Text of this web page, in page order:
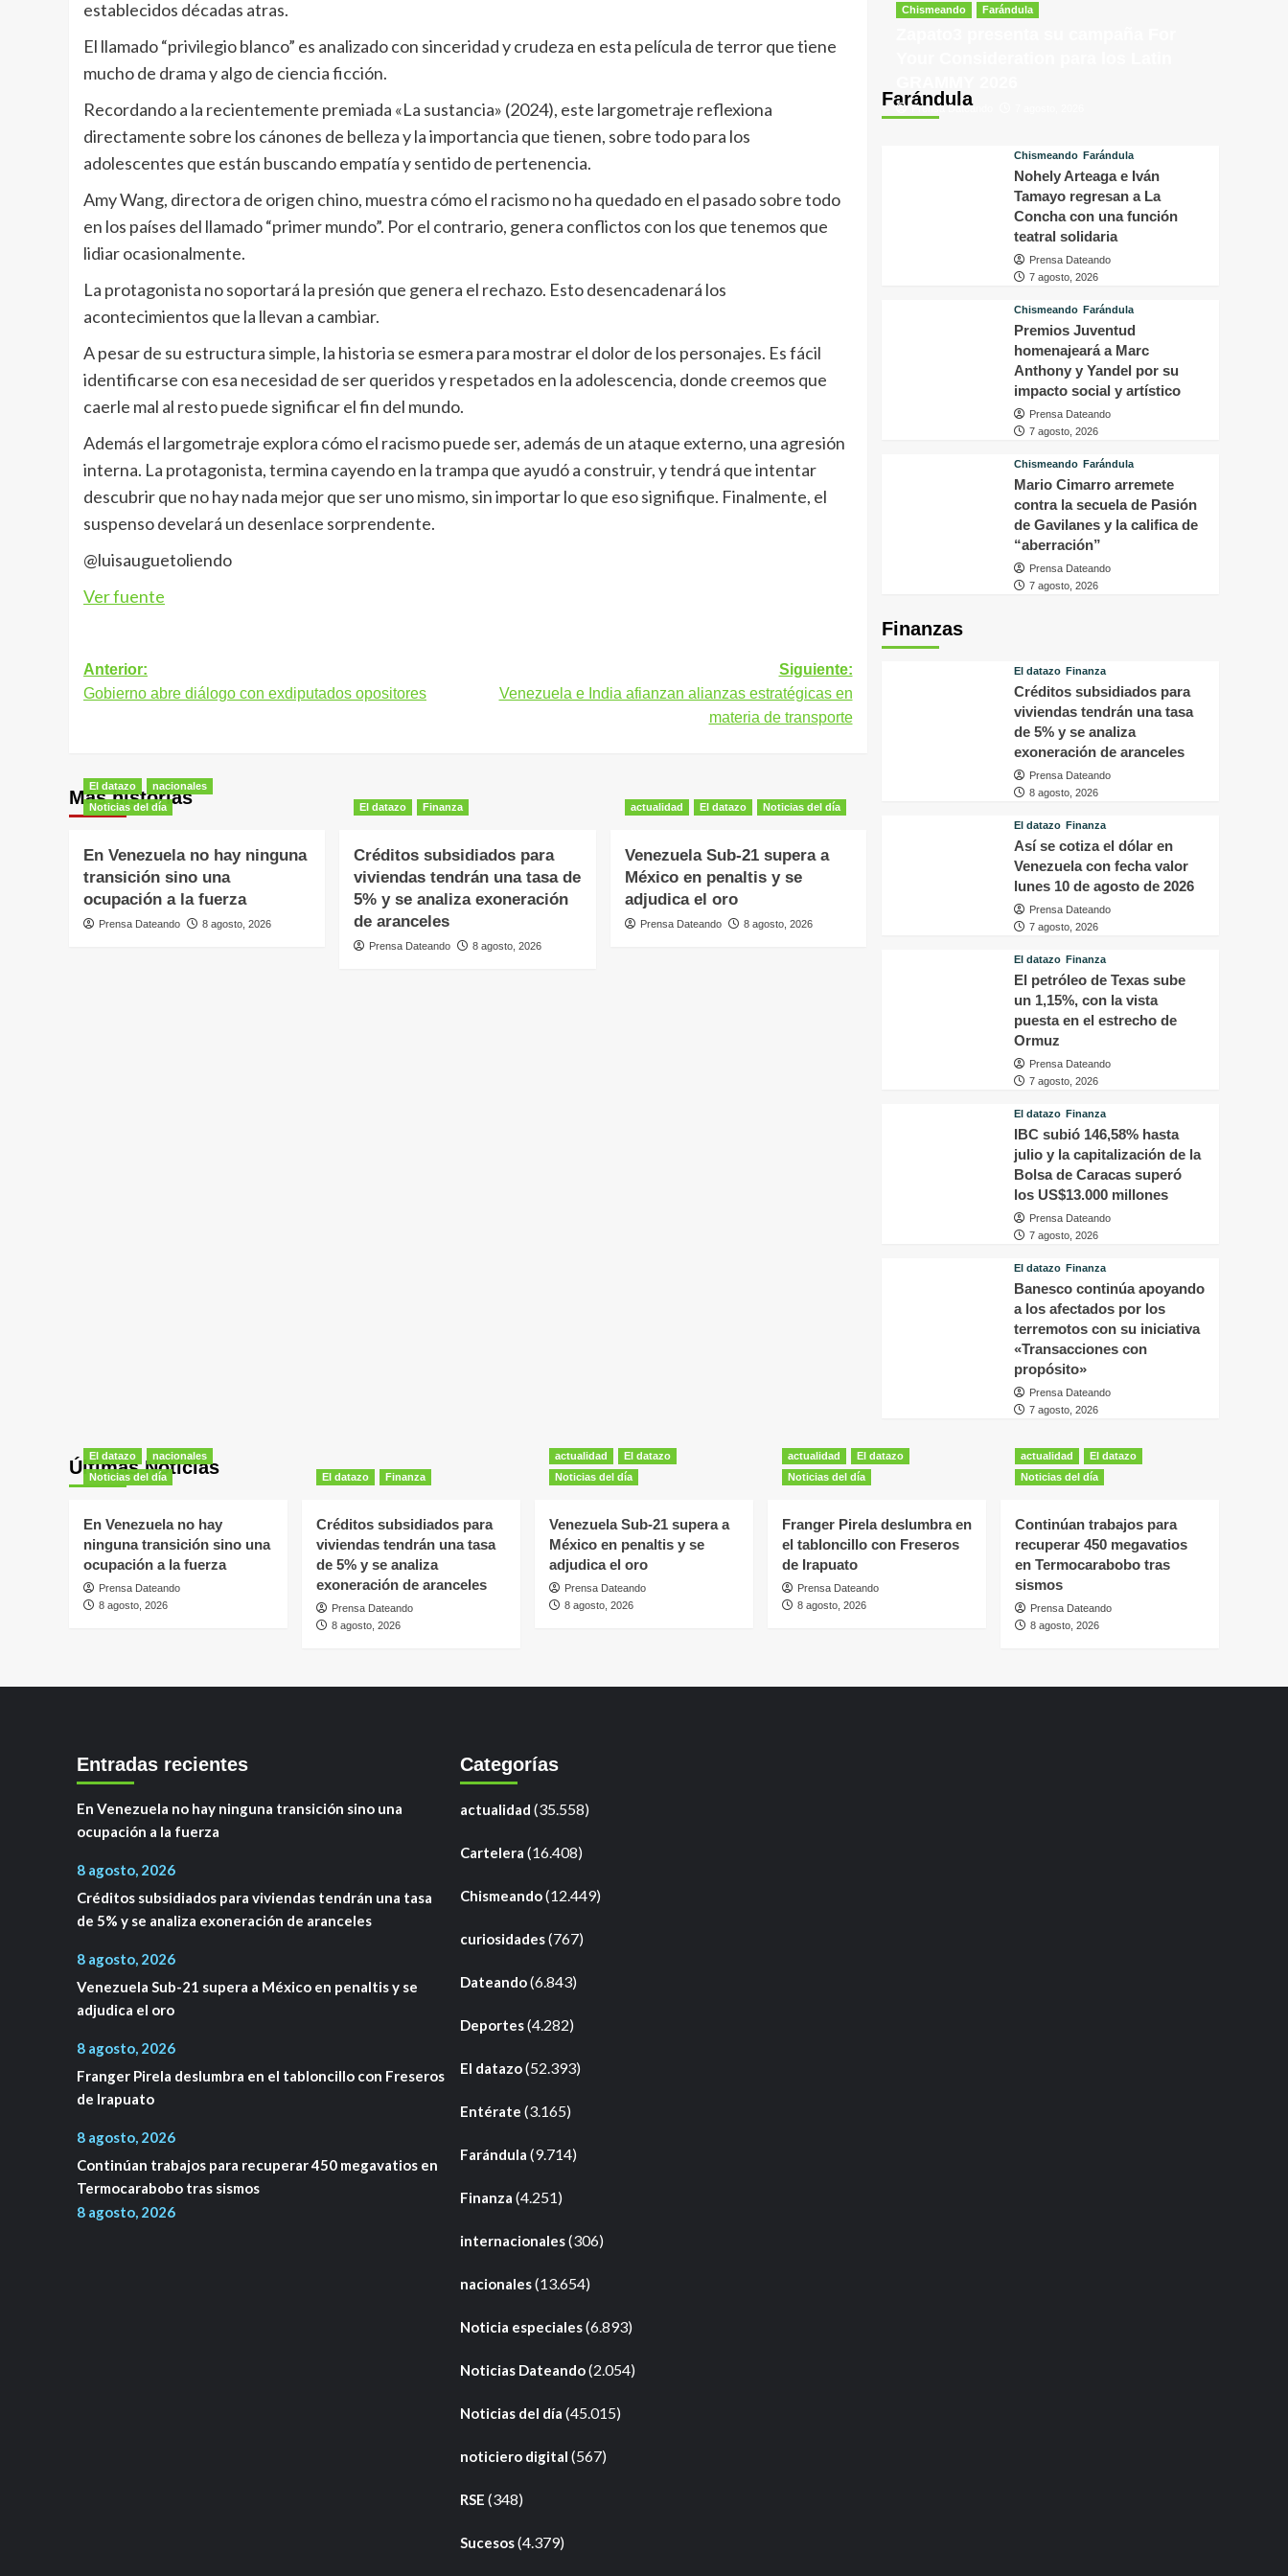
establecidos décadas atras.
El llamado “privilegio blanco” es analizado con sinceridad y crudeza en esta película de terror que tiene
mucho de drama y algo de ciencia ficción.
Recordando a la recientemente premiada «La sustancia» (2024), este largometraje reflexiona
directamente sobre los cánones de belleza y la importancia que tienen, sobre todo para los
adolescentes que están buscando empatía y sentido de pertenencia.
Amy Wang, directora de origen chino, muestra cómo el racismo no ha quedado en el pasado sobre todo
en los países del llamado “primer mundo”. Por el contrario, genera conflictos con los que tenemos que
lidiar ocasionalmente.
La protagonista no soportará la presión que genera el rechazo. Esto desencadenará los
acontecimientos que la llevan a cambiar.
A pesar de su estructura simple, la historia se esmera para mostrar el dolor de los personajes. Es fácil
identificarse con esa necesidad de ser queridos y respetados en la adolescencia, donde creemos que
caerle mal al resto puede significar el fin del mundo.
Además el largometraje explora cómo el racismo puede ser, además de un ataque externo, una agresión
interna. La protagonista, termina cayendo en la trampa que ayudó a construir, y tendrá que intentar
descubrir que no hay nada mejor que ser uno mismo, sin importar lo que eso signifique. Finalmente, el
suspenso develará un desenlace sorprendente.
@luisauguetoliendo
Ver fuente
Navegación
de
Anterior:
Gobierno abre diálogo con exdiputados opositores
Siguiente:
Venezuela e India afianzan alianzas estratégicas en
materia de transporte
Más historias
El datazo
nacionales
Noticias del día
En Venezuela no hay ninguna
transición sino una
ocupación a la fuerza
Prensa Dateando 8 agosto, 2026
El datazo Finanza
Créditos subsidiados para
viviendas tendrán una tasa de
5% y se analiza exoneración
de aranceles
Prensa Dateando 8 agosto, 2026
actualidad El datazo Noticias del día
Venezuela Sub-21 supera a
México en penaltis y se
adjudica el oro
Prensa Dateando 8 agosto, 2026
de
tras
tribunal
Farándula
Chismeando Farándula
Prensa Dateando
Chismeando Farándula
Nohely Arteaga e Iván
Tamayo regresan a La
Concha con una función
teatral solidaria
Prensa Dateando
7 agosto, 2026
Chismeando Farándula
Premios Juventud
homenajeará a Marc
Anthony y Yandel por su
impacto social y artístico
Prensa Dateando
7 agosto, 2026
Chismeando Farándula
Mario Cimarro arremete
contra la secuela de Pasión
de Gavilanes y la califica de
“aberración”
Prensa Dateando
7 agosto, 2026
Finanzas
El datazo Finanza
Créditos subsidiados para
viviendas tendrán una tasa
de 5% y se analiza
exoneración de aranceles
Prensa Dateando
8 agosto, 2026
El datazo Finanza
Así se cotiza el dólar en
Venezuela con fecha valor
lunes 10 de agosto de 2026
Prensa Dateando
7 agosto, 2026
El datazo Finanza
El petróleo de Texas sube
un 1,15%, con la vista
puesta en el estrecho de
Ormuz
Prensa Dateando
7 agosto, 2026
El datazo Finanza
IBC subió 146,58% hasta
julio y la capitalización de la
Bolsa de Caracas superó
los US$13.000 millones
Prensa Dateando
7 agosto, 2026
El datazo Finanza
Banesco continúa apoyando
a los afectados por los
terremotos con su iniciativa
«Transacciones con
propósito»
Prensa Dateando
7 agosto, 2026
Últimas Noticias
El datazo
nacionales
Noticias del día
En Venezuela no hay
ninguna transición sino una
ocupación a la fuerza
Prensa Dateando
8 agosto, 2026
El datazo Finanza
Créditos subsidiados para
viviendas tendrán una tasa
de 5% y se analiza
exoneración de aranceles
Prensa Dateando
8 agosto, 2026
actualidad
El datazo
Noticias del día
Venezuela Sub-21 supera a
México en penaltis y se
adjudica el oro
Prensa Dateando
8 agosto, 2026
actualidad
El datazo
Noticias del día
Franger Pirela deslumbra en
el tabloncillo con Freseros
de Irapuato
Prensa Dateando
8 agosto, 2026
actualidad
El datazo
Noticias del día
Continúan trabajos para
recuperar 450 megavatios
en Termocarabobo tras
sismos
Prensa Dateando
8 agosto, 2026
Entradas recientes
En Venezuela no hay ninguna transición sino una
ocupación a la fuerza
8 agosto, 2026
Créditos subsidiados para viviendas tendrán una tasa
de 5% y se analiza exoneración de aranceles
8 agosto, 2026
Venezuela Sub-21 supera a México en penaltis y se
adjudica el oro
8 agosto, 2026
Franger Pirela deslumbra en el tabloncillo con Freseros
de Irapuato
8 agosto, 2026
Continúan trabajos para recuperar 450 megavatios en
Termocarabobo tras sismos
8 agosto, 2026
Categorías
actualidad (35.558)
Cartelera (16.408)
Chismeando(12.449)
curiosidades(767)
Dateando(6.843)
Deportes(4.282)
El datazo(52.393)
Entérate (3.165)
Farándula (9.714)
Finanza (4.251)
internacionales(306)
nacionales(13.654)
Noticia especiales(6.893)
Noticias Dateando(2.054)
Noticias del día (45.015)
noticiero digital (567)
RSE (348)
Sucesos(4.379)